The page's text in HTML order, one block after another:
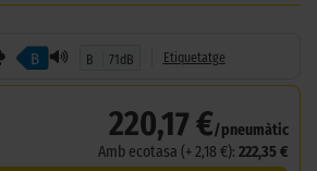
B B 71dB Etiquetatge
220,17 €/pneumàtic
Amb ecotasa (+ 2,18 €): 222,35 €